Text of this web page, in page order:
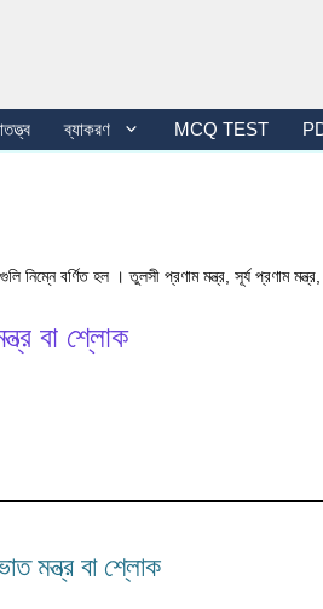
ব্যাকরণ MCQ TEST
নিম্নে বর্ণিত হল । তুলসী প্রণাম মন্ত্র, সূর্য প্রণাম
বা শ্লোক
মন্ত্র বা শ্লোক